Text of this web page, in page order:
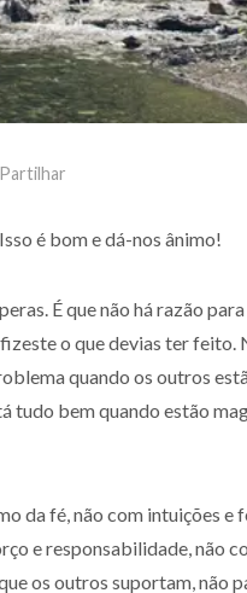
Partilhar
é bom e dá-nos ânimo!
É que não há razão
o que devias ter feito.
quando os outros
tudo bem quando estão
da fé, não com intuições e
e responsabilidade, não
os outros suportam, não